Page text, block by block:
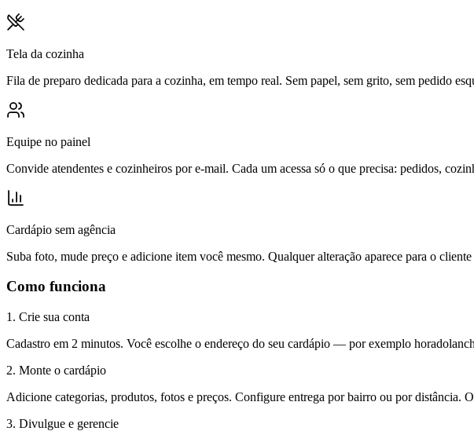
Tela da cozinha
Fila de preparo dedicada para a cozinha, em tempo real. Sem papel, sem grito, sem pedido
Equipe no painel
Convide atendentes e cozinheiros por e-mail. Cada um acessa só o que precisa: pedidos,
Cardápio sem agência
Suba foto, mude preço e adicione item você mesmo. Qualquer alteração aparece para o cliente
Como funciona
1 . Crie sua conta
Cadastro em 2 minutos. Você escolhe o endereço do seu cardápio — por exemplo
2. Monte o cardápio
Adicione categorias, produtos, fotos e preços. Configure entrega por bairro ou por distância.
3. Divulgue e gerencie